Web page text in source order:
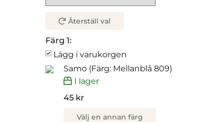
Återställ val
Färg 1:
Lägg i varukorgen
Samo (Färg: Mellanblå 809)
I lager
45 kr
Välj en annan färg